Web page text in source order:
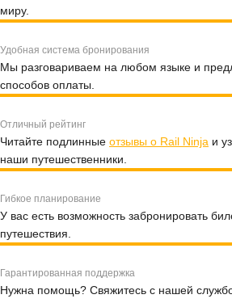
миру.
Удобная система бронирования
Мы разговариваем на любом языке и
способов оплаты.
Отличный рейтинг
Читайте подлинные отзывы о Rail Ninja и
наши путешественники.
Гибкое планирование
У вас есть возможность забронировать
путешествия.
Гарантированная поддержка
Нужна помощь? Свяжитесь с нашей